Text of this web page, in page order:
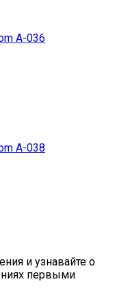
A-036
A-038
и узнавайте о
первыми